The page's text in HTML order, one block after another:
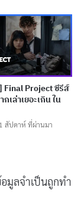
ท์ (นุนิว ชววริ
าน (ซี พฤกษ์) ที่
งซอมบี้และ
ลยสักนาที
Final Project ซีรีส์
เล่าเยอะเกิน ใน
สัปดาห์ ที่ผ่านมา
มูลจำเป็นถูกทำ